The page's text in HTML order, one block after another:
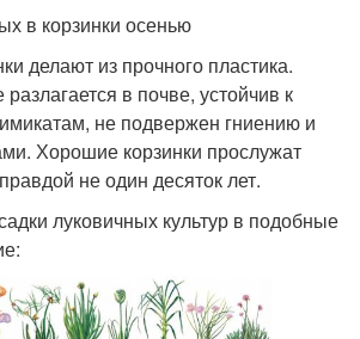
в корзинки осенью
делают из прочного пластика.
в почве, устойчив к
не подвержен гниению и
Хорошие корзинки прослужат
не один десяток лет.
луковичных культур в подобные